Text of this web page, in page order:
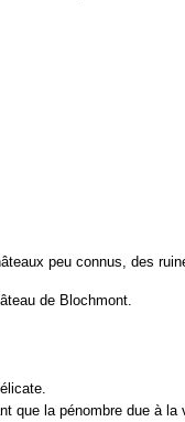
peu connus, des
de Blochmont.
que la pénombre due à la